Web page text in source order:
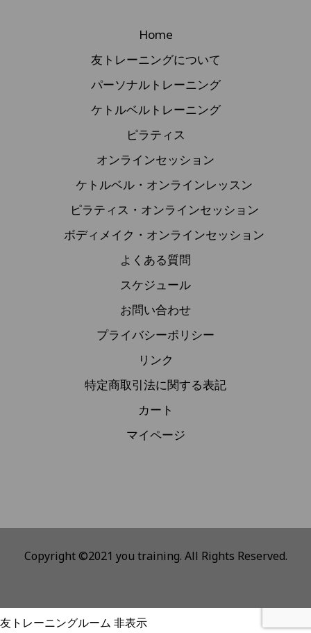
Home
友トレーニングについて
パーソナルトレーニング
ケトルベルトレーニング
ピラティス
オンラインセッション
ケトルベル・オンラインレッスン
ピラティス・オンラインセッション
ボディメイク・オンラインセッション
よくある質問
スケジュール
お問い合わせ
プライバシーポリシー
リンク
特定商取引法に関する表記
カート
マイページ
Copyright ©2021 you training. All Rights Reserved.
友トレーニングルーム 非表示